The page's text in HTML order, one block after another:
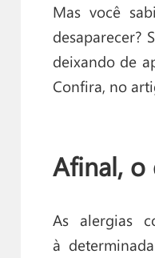
Mas você
desaparecer?
deixando de
Confira, no
Afinal, o
As alergias
à